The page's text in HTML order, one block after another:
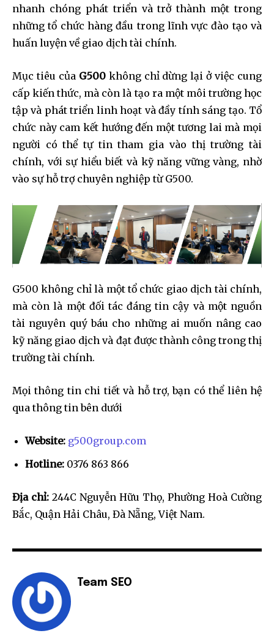
nhanh chóng phát triển và trở thành một trong
những tổ chức hàng đầu trong lĩnh vực đào tạo và
huấn luyện về giao dịch tài chính.
Mục tiêu của G500không chỉ dừng lại ở việc cung
cấp kiến thức, mà còn là tạo ra một môi trường học
tập và phát triển linh hoạt và đầy tính sáng tạo. Tổ
chức này cam kết hướng đến một tương lai mà mọi
người có thể tự tin tham gia vào thị trường tài
chính, với sự hiểu biết và kỹ năng vững vàng, nhờ
vào sự hỗ trợ chuyên nghiệp từ G500.
G500 không chỉ là một tổ chức giao dịch tài chính,
mà còn là một đối tác đáng tin cậy và một nguồn
tài nguyên quý báu cho những ai muốn nâng cao
kỹ năng giao dịch và đạt được thành công trong thị
trường tài chính.
Mọi thông tin chi tiết và hỗ trợ, bạn có thể liên hệ
qua thông tin bên dưới
Website: g500group.com
Hotline: 0376 863 866
Địa chỉ: 244C Nguyễn Hữu Thọ, Phường Hoà Cường
Bắc, Quận Hải Châu, Đà Nẵng, Việt Nam.
Team SEO